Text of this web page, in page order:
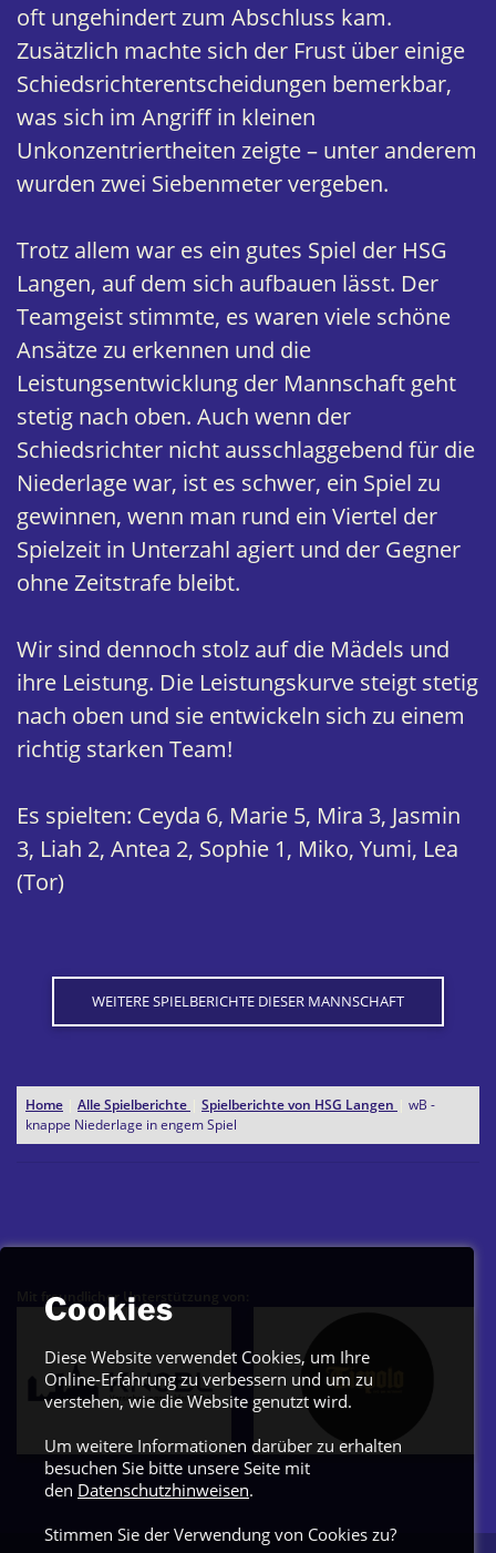
oft ungehindert zum Abschluss kam.
Zusätzlich machte sich der Frust über einige
Schiedsrichterentscheidungen bemerkbar,
was sich im Angriff in kleinen
Unkonzentriertheiten zeigte – unter anderem
wurden zwei Siebenmeter vergeben.
Trotz allem war es ein gutes Spiel der HSG
Langen, auf dem sich aufbauen lässt. Der
Teamgeist stimmte, es waren viele schöne
Ansätze zu erkennen und die
Leistungsentwicklung der Mannschaft geht
stetig nach oben. Auch wenn der
Schiedsrichter nicht ausschlaggebend für die
Niederlage war, ist es schwer, ein Spiel zu
gewinnen, wenn man rund ein Viertel der
Spielzeit in Unterzahl agiert und der Gegner
ohne Zeitstrafe bleibt.
Wir sind dennoch stolz auf die Mädels und
ihre Leistung. Die Leistungskurve steigt stetig
nach oben und sie entwickeln sich zu einem
richtig starken Team!
Es spielten: Ceyda 6, Marie 5, Mira 3, Jasmin
3, Liah 2, Antea 2, Sophie 1, Miko, Yumi, Lea
(Tor)
WEITERE SPIELBERICHTE DIESER MANNSCHAFT
Home Alle Spielberichte Spielberichte von HSG Langen
wB -
knappe Niederlage in engem Spiel
Mit freundlicher Unterstützung von:
Cookies
Diese Website verwendet Cookies, um Ihre
Online-Erfahrung zu verbessern und um zu
verstehen, wie die Website genutzt wird.
Um weitere Informationen darüber zu erhalten
besuchen Sie bitte unsere Seite mit
den Datenschutzhinweisen.
Stimmen Sie der Verwendung von Cookies zu?